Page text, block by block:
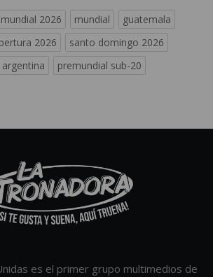
mundial 2026 mundial
guatemala
2026
santo domingo 2026
argentina premundial sub-20
es el primer grupo multimedios de